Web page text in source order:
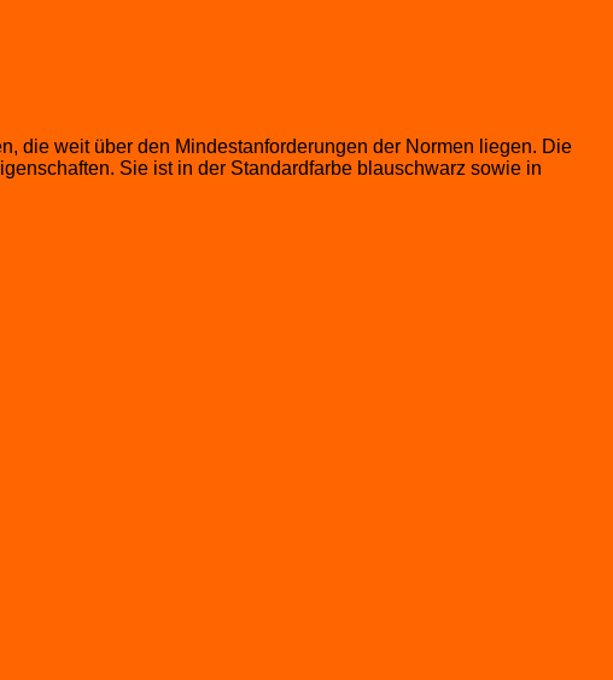
die weit über den Mindestanforderungen der Normen liegen. Die
Sie ist in der Standardfarbe blauschwarz sowie in